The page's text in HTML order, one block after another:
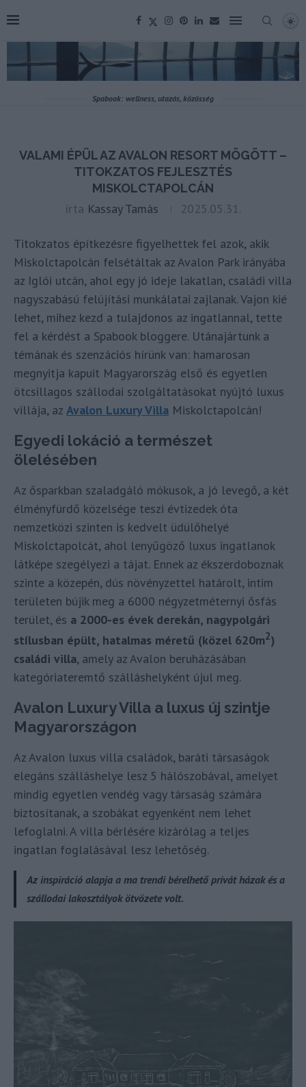
Spabook: wellness, utazás, közösség
VALAMI ÉPÜL AZ AVALON RESORT MÖGÖTT –
TITOKZATOS FEJLESZTÉS
MISKOLCTAPOLCÁN
írta Kassay Tamás 2025.05.31.
Titokzatos építkezésre figyelhettek fel azok, akik
Miskolctapolcán felsétáltak az Avalon Park irányába
az Iglói utcán, ahol egy jó ideje lakatlan, családi villa
nagyszabású felújítási munkálatai zajlanak. Vajon kié
lehet, mihez kezd a tulajdonos az ingatlannal, tette
fel a kérdést a Spabook bloggere. Utánajártunk a
témának és szenzációs hírünk van: hamarosan
megnyitja kapuit Magyarország első és egyetlen
ötcsillagos szállodai szolgáltatásokat nyújtó luxus
villája, az Avalon Luxury Villa Miskolctapolcán!
Egyedi lokáció a természet
ölelésében
Az ősparkban szaladgáló mókusok, a jó levegő, a két
élményfürdő közelsége teszi évtizedek óta
nemzetközi szinten is kedvelt üdülőhelyé
Miskolctapolcát, ahol lenyűgöző luxus ingatlanok
látképe szegélyezi a tájat. Ennek az ékszerdoboznak
szinte a közepén, dús növényzettel határolt, intim
területen bújik meg a 6000 négyzetméternyi ősfás
terület, és a 2000-es évek derekán, nagypolgári
stílusban épült, hatalmas méretű (közel 620m2)
családi villa, amely az Avalon beruházásában
kategóriateremtő szálláshelyként újul meg.
Avalon Luxury Villa a luxus új szintje
Magyarországon
Az Avalon luxus villa családok, baráti társaságok
elegáns szálláshelye lesz 5 hálószobával, amelyet
mindig egyetlen vendég vagy társaság számára
biztosítanak, a szobákat egyenként nem lehet
lefoglalni. A villa bérlésére kizárólag a teljes
ingatlan foglalásával lesz lehetőség.
Az inspiráció alapja a ma trendi bérelhető privát házak és a
szállodai lakosztályok ötvözete volt.